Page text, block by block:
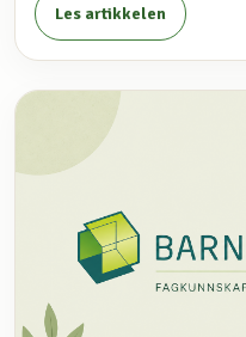
Les artikkelen